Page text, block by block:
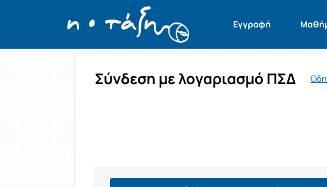
Εγγραφή
Σύνδεση
Σύνδεση με λογαριασμό ΠΣΔ